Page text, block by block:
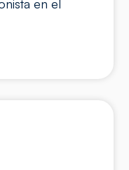
en el